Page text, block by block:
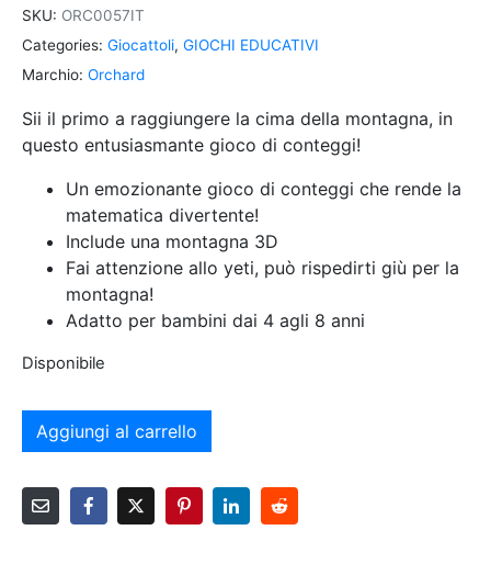
SKU: ORC0057IT
Categories: Giocattoli, GIOCHI EDUCATIVI
Marchio: Orchard
Sii il primo a raggiungere la cima della montagna, in
questo entusiasmante gioco di conteggi!
Un emozionante gioco di conteggi che rende la
matematica divertente!
Include una montagna 3D
Fai attenzione allo yeti, può rispedirti giù per la
montagna!
Adatto per bambini dai 4 agli 8 anni
Disponibile
Aggiungi al carrello